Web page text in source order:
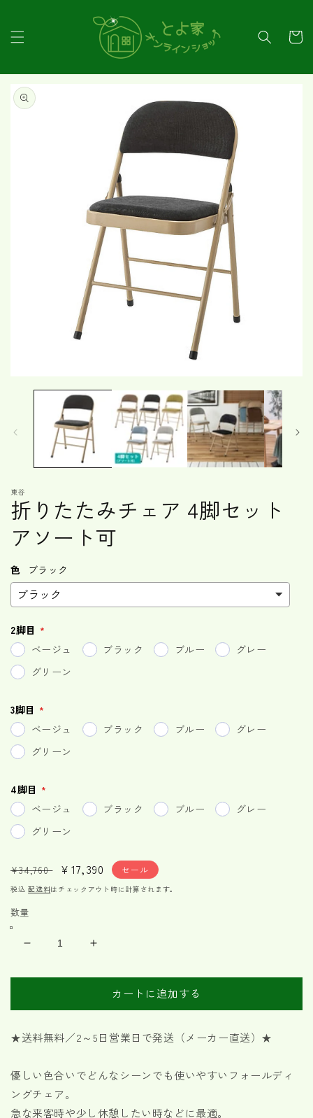
進む
ー
商品情
報にス
キップ
で
(1)
を
開
く
東谷
折りたたみチェア 4脚セット
アソート可
色 ブラック
2脚目
ベージュ
ブラック ブルー
グレー
グリーン
3脚目
ベージュ
ブラック ブルー
グレー
グリーン
4脚目
ベージュ
ブラック ブルー
グレー
グリーン
通
常
格
¥34,760
セ
ー
格
¥17,390 セール
税込配送料はチェックアウト時に計算されます。
数量
チ
4
脚
折
チ
ア
4
カートに追加する
★送料無料／2～5日営業日で発送（メーカー直送）★
優しい色合いでどんなシーンでも使いやすいフォールディ
ングチェア。
急な来客時や少し休憩したい時などに最適。